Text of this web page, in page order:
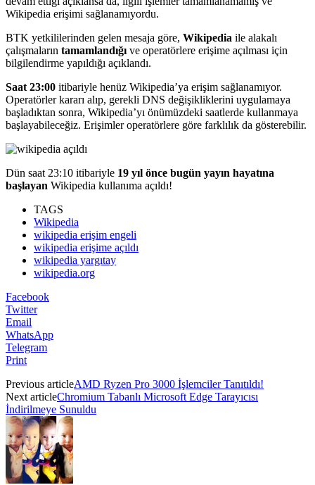
Wikipedia erişimi sağlanamıyordu.
BTK yetkililerinden gelen mesaja göre, Wikipedia ile alakalı
çalışmaların tamamlandığı ve operatörlere erişime açılması için
bilgilendirme yapıldığı açıklandı.
Saat 23:00 itibariyle henüz Wikipedia’ya erişim sağlanamıyor.
Operatörler kararı alıp, gerekli DNS değişikliklerini uygulamaya
başladıktan sonra, Wikipedia’yı önümüzdeki saatlerde kullanmaya
başlayabileceğiz. Erişimler operatörlere göre farklılık da gösterebilir.
Dün saat 23:10 itibariyle 19 yıl önce bugün yayın hayatına
başlayan Wikipedia kullanıma açıldı!
TAGS
Wikipedia
wikipedia erişim engeli
wikipedia erişime açıldı
wikipedia yargıtay
wikipedia.org
Facebook
Twitter
Email
WhatsApp
Telegram
Print
Previous articleAMD Ryzen Pro 3000 İşlemciler Tanıtıldı!
Next articleChromium Tabanlı Microsoft Edge Tarayıcısı
İndirilmeye Sunuldu